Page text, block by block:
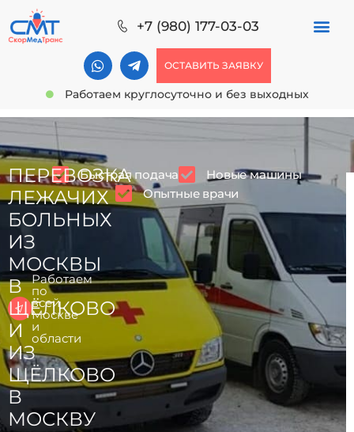
+7 (980) 177-03-03
ОСТАВИТЬ ЗАЯВКУ
Работаем круглосуточно и без выходных
Работаем
по
всей
Москве
и
области
ПЕРЕВОЗКА
ЛЕЖАЧИХ
БОЛЬНЫХ
ИЗ
МОСКВЫ
В
ЩЁЛКОВО
И
ИЗ
ЩЁЛКОВО
В
МОСКВУ
Быстрая подача
Новые машины
Опытные врачи